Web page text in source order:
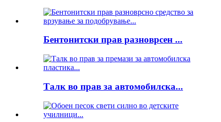
Бентонитски прав разноврсен ...
Талк во прав за автомобилска...